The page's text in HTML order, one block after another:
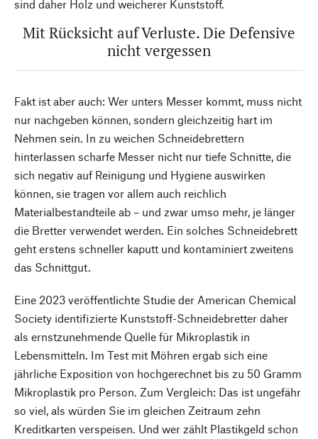
sind daher Holz und weicherer Kunststoff.
Mit Rücksicht auf Verluste. Die Defensive
nicht vergessen
Fakt ist aber auch: Wer unters Messer kommt, muss nicht
nur nachgeben können, sondern gleichzeitig hart im
Nehmen sein. In zu weichen Schneidebrettern
hinterlassen scharfe Messer nicht nur tiefe Schnitte, die
sich negativ auf Reinigung und Hygiene auswirken
können, sie tragen vor allem auch reichlich
Materialbestandteile ab – und zwar umso mehr, je länger
die Bretter verwendet werden. Ein solches Schneidebrett
geht erstens schneller kaputt und kontaminiert zweitens
das Schnittgut.
Eine 2023 veröffentlichte Studie der American Chemical
Society identifizierte Kunststoff-Schneidebretter daher
als ernstzunehmende Quelle für Mikroplastik in
Lebensmitteln. Im Test mit Möhren ergab sich eine
jährliche Exposition von hochgerechnet bis zu 50 Gramm
Mikroplastik pro Person. Zum Vergleich: Das ist ungefähr
so viel, als würden Sie im gleichen Zeitraum zehn
Kreditkarten verspeisen. Und wer zählt Plastikgeld schon